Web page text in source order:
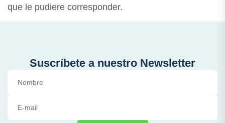
que le pudiere corresponder.
Suscríbete a nuestro Newsletter